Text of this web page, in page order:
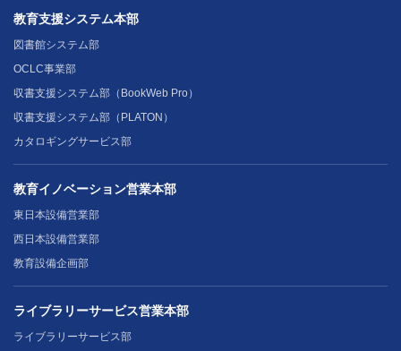
教育支援システム本部
図書館システム部
OCLC事業部
収書支援システム部（BookWeb Pro）
収書支援システム部（PLATON）
カタロギングサービス部
教育イノベーション営業本部
東日本設備営業部
西日本設備営業部
教育設備企画部
ライブラリーサービス営業本部
ライブラリーサービス部